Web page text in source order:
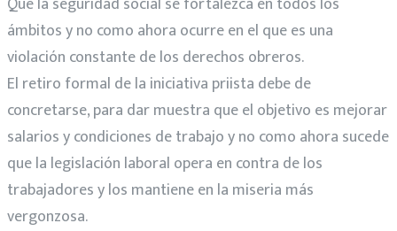
ámbitos y no como ahora ocurre en el que es una
violación constante de los derechos obreros.
El retiro formal de la iniciativa priista debe de
concretarse, para dar muestra que el objetivo es mejorar
salarios y condiciones de trabajo y no como ahora sucede
que la legislación laboral opera en contra de los
trabajadores y los mantiene en la miseria más
vergonzosa.